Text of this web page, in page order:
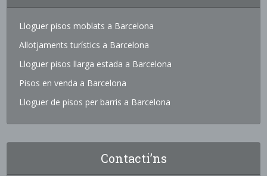
Lloguer pisos moblats a Barcelona
Allotjaments turístics a Barcelona
Lloguer pisos llarga estada a Barcelona
Pisos en venda a Barcelona
Lloguer de pisos per barris a Barcelona
Contacti’ns